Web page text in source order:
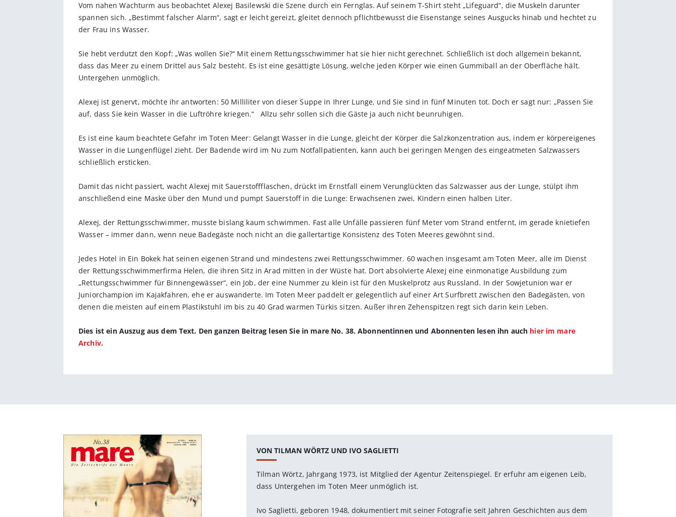
Vom nahen Wachturm aus beobachtet Alexej Basilewski die Szene durch ein Fernglas. Auf seinem T-Shirt steht „Lifeguard“, die Muskeln darunter
spannen sich. „Bestimmt falscher Alarm“, sagt er leicht gereizt, gleitet dennoch pflichtbewusst die Eisenstange seines Ausgucks hinab und hechtet zu
der Frau ins Wasser.
Sie hebt verdutzt den Kopf: „Was wollen Sie?“ Mit einem Rettungsschwimmer hat sie hier nicht gerechnet. Schließlich ist doch allgemein bekannt,
dass das Meer zu einem Drittel aus Salz besteht. Es ist eine gesättigte Lösung, welche jeden Körper wie einen Gummiball an der Oberfläche hält.
Untergehen unmöglich.
Alexej ist genervt, möchte ihr antworten: 50 Milliliter von dieser Suppe in Ihrer Lunge, und Sie sind in fünf Minuten tot. Doch er sagt nur: „Passen Sie
auf, dass Sie kein Wasser in die Luftröhre kriegen.“ Allzu sehr sollen sich die Gäste ja auch nicht beunruhigen.
Es ist eine kaum beachtete Gefahr im Toten Meer: Gelangt Wasser in die Lunge, gleicht der Körper die Salzkonzentration aus, indem er körpereigenes
Wasser in die Lungenflügel zieht. Der Badende wird im Nu zum Notfallpatienten, kann auch bei geringen Mengen des eingeatmeten Salzwassers
schließlich ersticken.
Damit das nicht passiert, wacht Alexej mit Sauerstoffflaschen, drückt im Ernstfall einem Verunglückten das Salzwasser aus der Lunge, stülpt ihm
anschließend eine Maske über den Mund und pumpt Sauerstoff in die Lunge: Erwachsenen zwei, Kindern einen halben Liter.
Alexej, der Rettungsschwimmer, musste bislang kaum schwimmen. Fast alle Unfälle passieren fünf Meter vom Strand entfernt, im gerade knietiefen
Wasser – immer dann, wenn neue Badegäste noch nicht an die gallertartige Konsistenz des Toten Meeres gewöhnt sind.
Jedes Hotel in Ein Bokek hat seinen eigenen Strand und mindestens zwei Rettungsschwimmer. 60 wachen insgesamt am Toten Meer, alle im Dienst
der Rettungsschwimmerfirma Helen, die ihren Sitz in Arad mitten in der Wüste hat. Dort absolvierte Alexej eine einmonatige Ausbildung zum
„Rettungsschwimmer für Binnengewässer“, ein Job, der eine Nummer zu klein ist für den Muskelprotz aus Russland. In der Sowjetunion war er
Juniorchampion im Kajakfahren, ehe er auswanderte. Im Toten Meer paddelt er gelegentlich auf einer Art Surfbrett zwischen den Badegästen, von
denen die meisten auf einem Plastikstuhl im bis zu 40 Grad warmen Türkis sitzen. Außer ihren Zehenspitzen regt sich darin kein Leben.
Dies ist ein Auszug aus dem Text. Den ganzen Beitrag lesen Sie in mare No. 38. Abonnentinnen und Abonnenten lesen ihn auch hier im mare
Archiv.
VON TILMAN WÖRTZ UND IVO SAGLIETTI
Tilman Wörtz, Jahrgang 1973, ist Mitglied der Agentur Zeitenspiegel. Er erfuhr am eigenen Leib,
dass Untergehen im Toten Meer unmöglich ist.
Ivo Saglietti, geboren 1948, dokumentiert mit seiner Fotografie seit Jahren Geschichten aus dem